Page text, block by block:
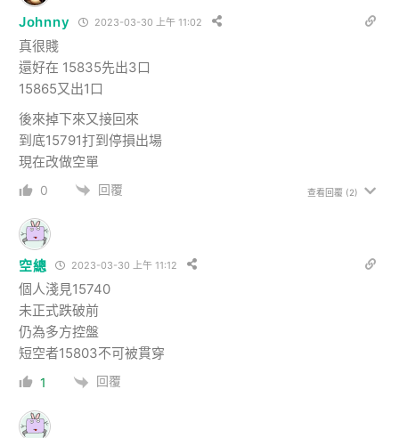
Johnny 2023-03-30 上午 11:02
真很賤
還好在 15835先出3口
15865又出1口
後來掉下來又接回來
到底15791打到停損出場
現在改做空單
0 回覆 查看回覆 (2)
空總 2023-03-30 上午 11:12
個人淺見15740
未正式跌破前
仍為多方控盤
短空者15803不可被貫穿
1 回覆